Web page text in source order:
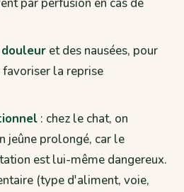
et des nausées, pour
la reprise
: chez le chat, on
jeûne prolongé, car le
est lui-même dangereux.
(type d'aliment, voie,